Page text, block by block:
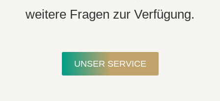
weitere Fragen zur Verfügung.
UNSER SERVICE